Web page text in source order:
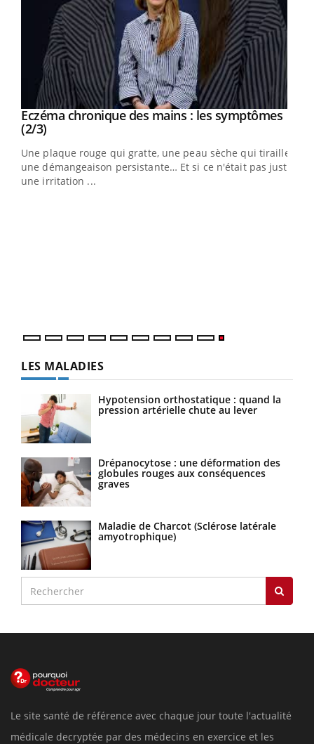
Youtube
Eczéma chronique des mains : les symptômes
(2/3)Youtube
Une plaque rouge qui gratte, une peau sèche qui tiraille,
une démangeaison persistante… Et si ce n'était pas juste
une irritation ...
LES MALADIES
Hypotension orthostatique : quand la
pression artérielle chute au lever
Drépanocytose : une déformation des
globules rouges aux conséquences
graves
Maladie de Charcot (Sclérose latérale
amyotrophique)
Le site santé de référence avec chaque jour toute l'actualité
médicale decryptée par des médecins en exercice et les